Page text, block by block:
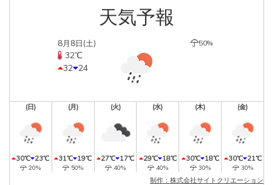
天気予報
8月8日(土)
32℃
32 24
50%
(日)
30℃ 23℃
20%
(月)
31℃ 19℃
50%
(火)
27℃ 17℃
40%
(水)
29℃ 18℃
40%
(木)
30℃ 18℃
30%
(金)
30℃ 21℃
30%
制作：株式会社サイトクリエーション